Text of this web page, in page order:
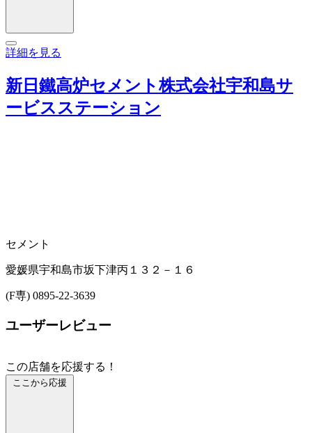
詳細を見る
新日鐵高炉セメント株式会社宇和島サ
ービスステーション
セメント
愛媛県宇和島市坂下津丙１３２－１６
(F専) 0895-22-3639
ユーザーレビュー
この店舗を応援する！
ここから応援